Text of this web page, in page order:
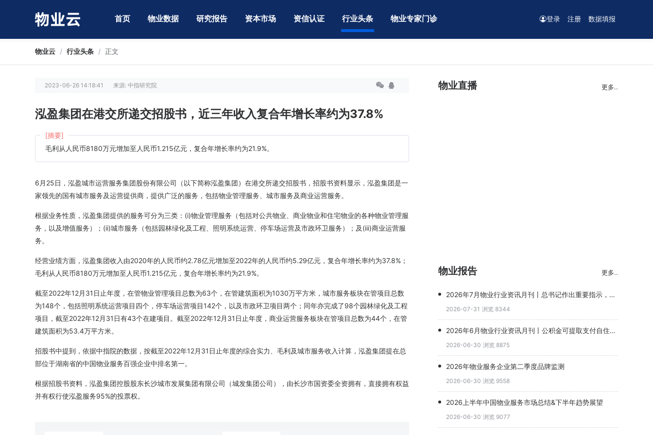
首页 物业数据 研究报告 资本市场 资信认证 行业头条 物业专家门诊 登录 注册 数据填报
物业云 / 行业头条 / 正文
2023-06-26 14:18:41 来源: 中指研究院
泓盈集团在港交所递交招股书，近三年收入复合年增长率约为37.8%
[摘要]
毛利从人民币8180万元增加至人民币1.215亿元，复合年增长率约为21.9%。
6月25日，泓盈城市运营服务集团股份有限公司（以下简称泓盈集团）在港交所递交招股书，招股书资料显示，泓盈集团是一
家领先的国有城市服务及运营提供商，提供广泛的服务，包括物业管理服务、城市服务及商业运营服务。
根据业务性质，泓盈集团提供的服务可分为三类：(i)物业管理服务（包括对公共物业、商业物业和住宅物业的各种物业管理服
务，以及增值服务）；(ii)城市服务（包括园林绿化及工程、照明系统运营、停车场运营及市政环卫服务）；及(iii)商业运营服
务。
经营业绩方面，泓盈集团收入由2020年的人民币约2.78亿元增加至2022年的人民币约5.29亿元，复合年增长率约为37.8%；
毛利从人民币8180万元增加至人民币1.215亿元，复合年增长率约为21.9%。
截至2022年12月31日止年度，在管物业管理项目总数为63个，在管建筑面积为1030万平方米，城市服务板块在管项目总数
为148个，包括照明系统运营项目四个，停车场运营项目142个，以及市政环卫项目两个；同年亦完成了98个园林绿化及工程
项目，截至2022年12月31日有43个在建项目。截至2022年12月31日止年度，商业运营服务板块在管项目总数为44个，在管
建筑面积为53.4万平方米。
招股书中提到，依据中指院的数据，按截至2022年12月31日止年度的综合实力、毛利及城市服务收入计算，泓盈集团提在总
部位于湖南省的中国物业服务百强企业中排名第一。
根据招股书资料，泓盈集团控股股东长沙城市发展集团有限公司（城发集团公司），由长沙市国资委全资拥有，直接拥有权益
并有权行使泓盈服务95%的投票权。
物业直播 更多..
物业报告 更多..
2026年7月物业行业资讯月刊丨总书记作出重要指示，完整社区升级物业角色(1)
2026-07-31 浏览 8344
2026年6月物业行业资讯月刊丨公积金可提取支付自住住房物业费，恒大物业并购谈判终止
2026-06-30 浏览 8875
2026年物业服务企业第二季度品牌监测
2026-06-30 浏览 9558
2026上半年中国物业服务市场总结&下半年趋势展望
2026-06-30 浏览 9077